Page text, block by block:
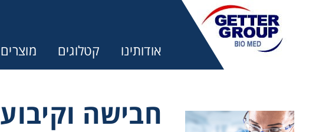
אודותינו קטלוגים מוצרים
חבישה וקיבוע